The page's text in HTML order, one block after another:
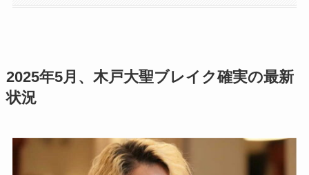
2025年5月、木戸大聖ブレイク確実の最新
状況